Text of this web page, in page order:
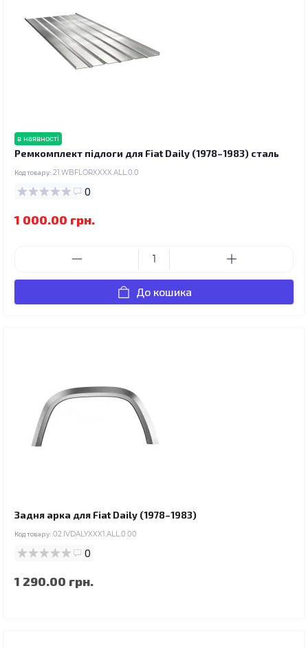
в наявності
Ремкомплект підлоги для Fiat Daily (1978–1983) сталь
Код товару: 21.WBFLORXXXX.ALL.0.0
0
1 000.00 грн.
До кошика
Задня арка для Fiat Daily (1978–1983)
Код товару: 02.IVDALYXXX1.ALL.0.00
0
1 290.00 грн.